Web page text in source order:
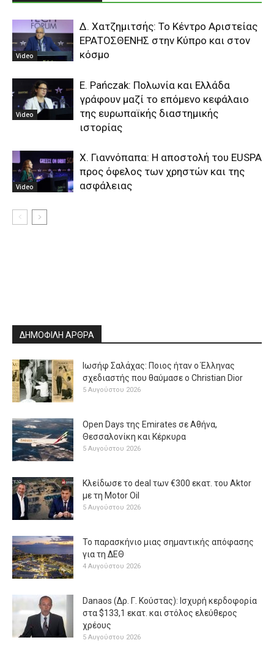
Video
Δ. Χατζημιτσής: Το Κέντρο Αριστείας
ΕΡΑΤΟΣΘΕΝΗΣ στην Κύπρο και στον
κόσμο
Video
E. Pańczak: Πολωνία και Ελλάδα
γράφουν μαζί το επόμενο κεφάλαιο
της ευρωπαϊκής διαστημικής
ιστορίας
Video
Χ. Γιαννόπαπα: Η αποστολή του EUSPA
προς όφελος των χρηστών και της
ασφάλειας
ΔΗΜΟΦΙΛΗ ΑΡΘΡΑ
Ιωσήφ Σαλάχας: Ποιος ήταν ο Έλληνας
σχεδιαστής που θαύμασε ο Christian Dior
5 Αυγούστου 2026
Open Days της Emirates σε Αθήνα,
Θεσσαλονίκη και Κέρκυρα
5 Αυγούστου 2026
Κλείδωσε το deal των €300 εκατ. του Aktor
με τη Μotor Oil
5 Αυγούστου 2026
Το παρασκήνιο μιας σημαντικής απόφασης
για τη ΔΕΘ
4 Αυγούστου 2026
Danaos (Δρ. Γ. Κούστας): Ισχυρή κερδοφορία
στα $133,1 εκατ. και στόλος ελεύθερος
χρέους
5 Αυγούστου 2026